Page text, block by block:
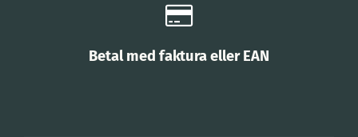
Betal med faktura eller EAN